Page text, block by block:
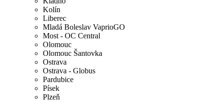
Kolín
Liberec
Mladá Boleslav VaprioGO
Most - OC Central
Olomouc
Olomouc Šantovka
Ostrava
Ostrava - Globus
Pardubice
Písek
Plzeň